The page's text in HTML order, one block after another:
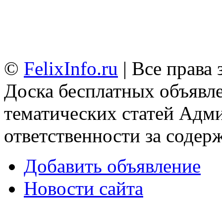
© FelixInfo.ru | Все
Доска бесплатных
тематических статей
ответственности за
Добавить объявление
Новости сайта